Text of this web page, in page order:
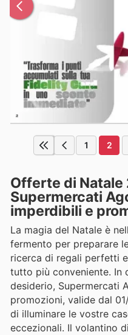
1 2
Offerte di Natale
Supermercati
imperdibili e
La magia del Natale è
fermento per preparare
ricerca di regali perfetti
tutto più conveniente. In
desiderio, Supermercati
promozioni, valide dal
di illuminare le vostre
eccezionali. Il volantino